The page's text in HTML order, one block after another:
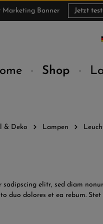
Marketing Banner Jetzt
Shop
& Deko Lampen
sadipscing elitr, sed diam
duo dolores et ea rebum.